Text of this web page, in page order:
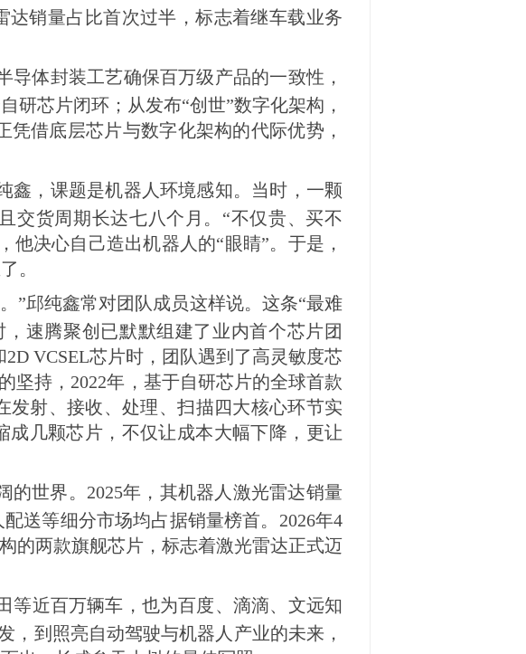
达销量占比首次过半，标志着继车载业务
体封装工艺确保百万级产品的一致性，
研芯片闭环；从发布“创世”数字化架构，
凭借底层芯片与数字化架构的代际优势，
鑫，课题是机器人环境感知。当时，一颗
交货周期长达七八个月。“不仅贵、买不
决心自己造出机器人的“眼睛”。于是，
。
”邱纯鑫常对团队成员这样说。这条“最难
速腾聚创已默默组建了业内首个芯片团
VCSEL芯片时，团队遇到了高灵敏度芯
坚持，2022年，基于自研芯片的全球首款
发射、接收、处理、扫描四大核心环节实
几颗芯片，不仅让成本大幅下降，更让
的世界。2025年，其机器人激光雷达销量
送等细分市场均占据销量榜首。2026年4
的两款旗舰芯片，标志着激光雷达正式迈
等近百万辆车，也为百度、滴滴、文远知
，到照亮自动驾驶与机器人产业的未来，